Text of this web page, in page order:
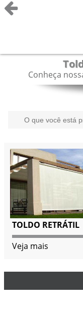
Conheça
TOLDO RETRÁTIL
Veja mais